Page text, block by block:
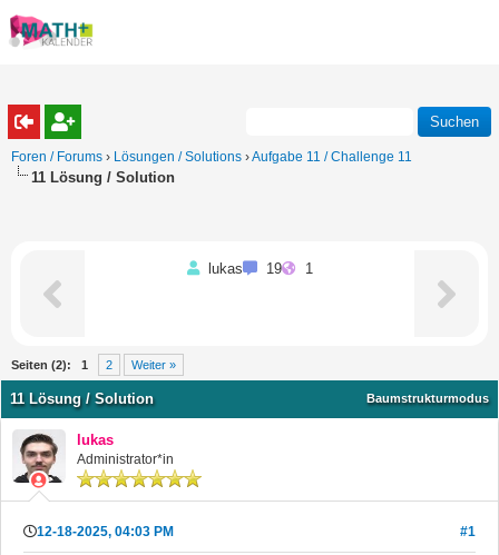
Foren / Forums › Lösungen / Solutions ›Aufgabe 11 / Challenge 11
11 Lösung / Solution
lukas 19 1
Seiten (2): 1 2 Weiter »
Baumstrukturmodus
11 Lösung / Solution
lukas
Administrator*in
12-18-2025, 04:03 PM #1